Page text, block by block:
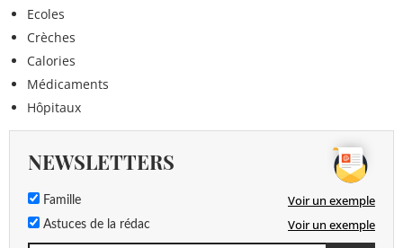
Ecoles
Crèches
Calories
Médicaments
Hôpitaux
NEWSLETTERS
Famille Voir un exemple
Astuces de la rédac Voir un exemple